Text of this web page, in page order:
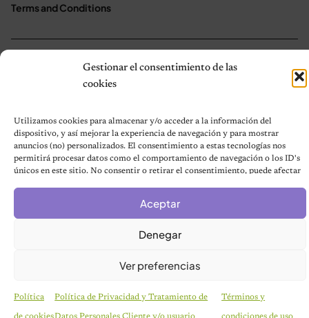
Gestionar el consentimiento de las
cookies
Utilizamos cookies para almacenar y/o acceder a la información del
dispositivo, y así mejorar la experiencia de navegación y para mostrar
anuncios (no) personalizados. El consentimiento a estas tecnologías nos
permitirá procesar datos como el comportamiento de navegación o los ID's
únicos en este sitio. No consentir o retirar el consentimiento, puede afectar
Aceptar
Denegar
Ver preferencias
Política Política de Privacidad y Tratamiento de Términos y
Terms and Conditions
© 2026 Notas de Mascotas